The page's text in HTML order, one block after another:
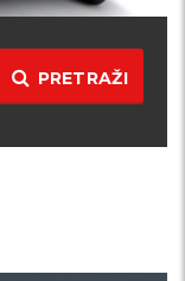
PRETRAŽI